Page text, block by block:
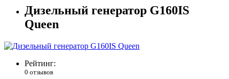
Дизельный генератор G160IS
Queen
Рейтинг:
0 отзывов